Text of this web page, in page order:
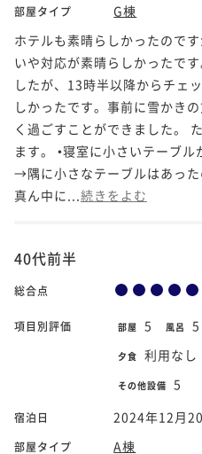
部屋タイプ
G棟
ホテルも素晴らしかったので
いや対応が素晴らしかったで
したが、13時半以降からチェ
しかったです。事前に雪かき
く過ごすことができました。
ます。 •寝室に小さいテーブル
→隅に小さなテーブルはあっ
真ん中に... 続きをよむ
40代前半
総合点
項目別評価 部屋 5 風呂 5
夕食 利用なし
その他設備 5
宿泊日 2024年12月
部屋タイプ
A棟